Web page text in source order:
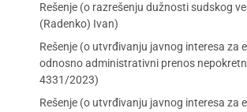
Rešenje (o razrešenju dužnosti sudskog
(Radenko) Ivan)
Rešenje (o utvrđivanju javnog interesa za
odnosno administrativni prenos
4331/2023)
Rešenje (o utvrđivanju javnog interesa za